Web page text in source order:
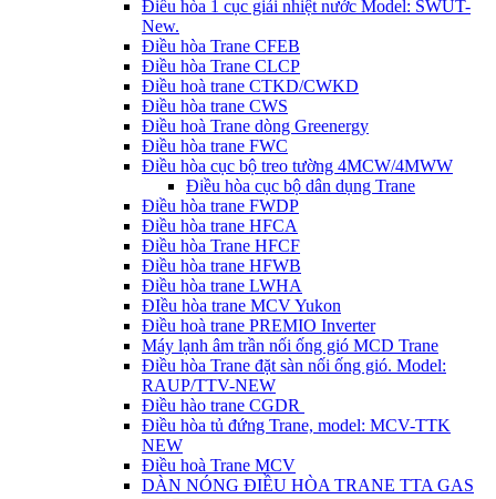
Điều hòa 1 cục giải nhiệt nước Model: SWUT-
New.
Điều hòa Trane CFEB
Điều hòa Trane CLCP
Điều hoà trane CTKD/CWKD
Điều hòa trane CWS
Điều hoà Trane dòng Greenergy
Điều hòa trane FWC
Điều hòa cục bộ treo tường 4MCW/4MWW
Điều hòa cục bộ dân dụng Trane
Điều hòa trane FWDP
Điều hòa trane HFCA
Điều hòa Trane HFCF
Điều hòa trane HFWB
Điều hòa trane LWHA
ĐIều hòa trane MCV Yukon
Điều hoà trane PREMIO Inverter
Máy lạnh âm trần nối ống gió MCD Trane
Điều hòa Trane đặt sàn nối ống gió. Model:
RAUP/TTV-NEW
Điều hào trane CGDR
Điều hòa tủ đứng Trane, model: MCV-TTK
NEW
Điều hoà Trane MCV
DÀN NÓNG ĐIỀU HÒA TRANE TTA GAS